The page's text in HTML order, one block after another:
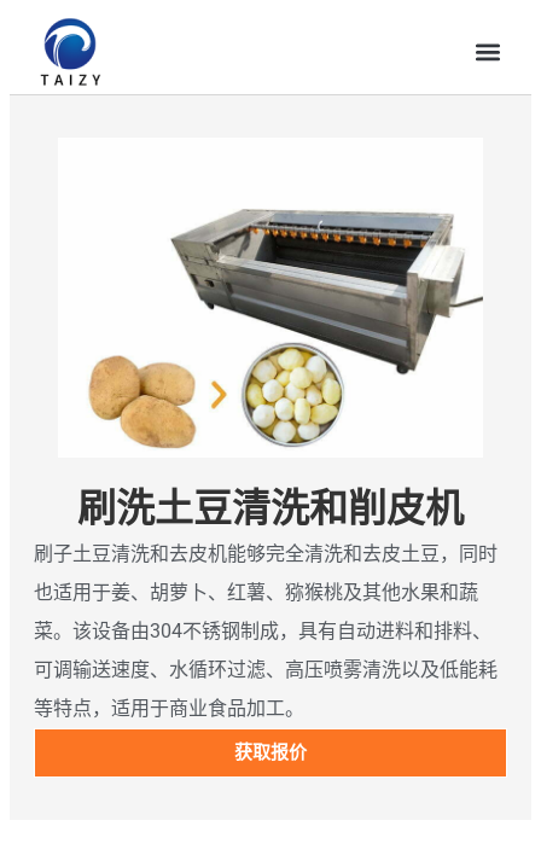
刷洗土豆清洗和削皮机
刷子土豆清洗和去皮机能够完全清洗和去皮土豆，同时
也适用于姜、胡萝卜、红薯、猕猴桃及其他水果和蔬
菜。该设备由304不锈钢制成，具有自动进料和排料、
可调输送速度、水循环过滤、高压喷雾清洗以及低能耗
等特点，适用于商业食品加工。
获取报价